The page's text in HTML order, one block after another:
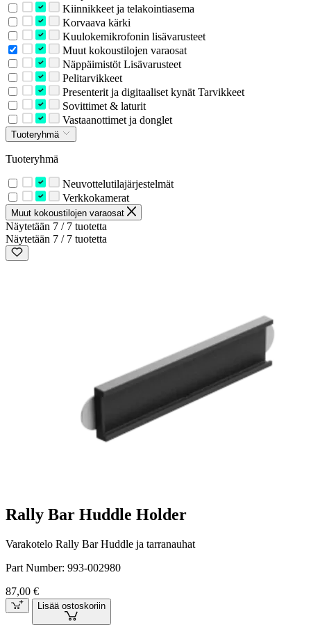
Kiinnikkeet ja telakointiasema
Korvaava kärki
Kuulokemikrofonin lisävarusteet
Muut kokoustilojen varaosat
Näppäimistöt Lisävarusteet
Pelitarvikkeet
Presenterit ja digitaaliset kynät Tarvikkeet
Sovittimet & laturit
Vastaanottimet ja donglet
Tuoteryhmä
Tuoteryhmä
Neuvottelutilajärjestelmät
Verkkokamerat
Muut kokoustilojen varaosat
Näytetään 7 / 7 tuotetta
Näytetään 7 / 7 tuotetta
Rally Bar Huddle Holder
Varakotelo Rally Bar Huddle ja tarranauhat
Part Number: 993-002980
87,00 €
Lisää ostoskoriin